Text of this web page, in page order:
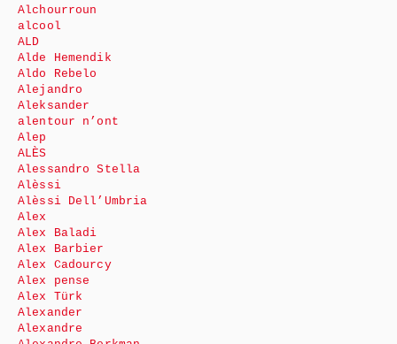
Alchourroun
alcool
ALD
Alde Hemendik
Aldo Rebelo
Alejandro
Aleksander
alentour n’ont
Alep
ALÈS
Alessandro Stella
Alèssi
Alèssi Dell’Umbria
Alex
Alex Baladi
Alex Barbier
Alex Cadourcy
Alex pense
Alex Türk
Alexander
Alexandre